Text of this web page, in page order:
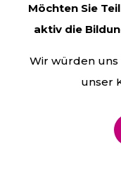
Möchten Sie
aktiv die
Wir würden uns
unser